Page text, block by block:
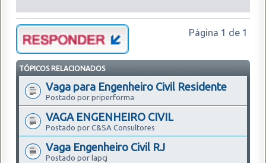
Página 1 de 1
TÓPICOS RELACIONADOS
Vaga para Engenheiro Civil Residente
Postado por priperforma
VAGA ENGENHEIRO CIVIL
Postado por C&SA Consultores
Vaga Engenheiro Civil RJ
Postado por lapcj